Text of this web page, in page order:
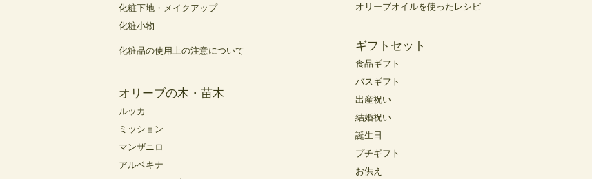
化粧下地・メイクアップ
化粧小物
化粧品の使用上の注意について
オリーブの木・苗木
ルッカ
ミッション
マンザニロ
アルベキナ
オリーブオイルを使ったレシピ
ギフトセット
食品ギフト
バスギフト
出産祝い
結婚祝い
誕生日
プチギフト
お供え